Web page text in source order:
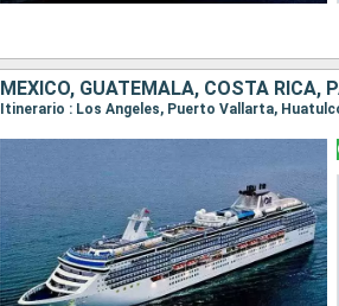
MÉXICO, GUATEMALA, COSTA RICA,